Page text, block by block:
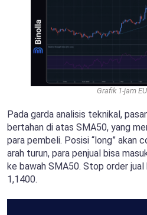
Grafik 1-jam
Pada garda analisis teknikal,
bertahan di atas SMA50, yang
para pembeli. Posisi “long” akan
arah turun, para penjual bisa
ke bawah SMA50. Stop order
1,1400.